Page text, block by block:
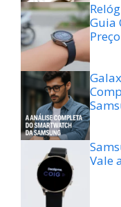
Guia
Vale